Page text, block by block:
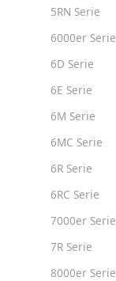
5RN Serie
6000er Serie
6D Serie
6E Serie
6M Serie
6MC Serie
6R Serie
6RC Serie
7000er Serie
7R Serie
8000er Serie